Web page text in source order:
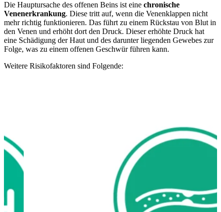
Die Hauptursache des offenen Beins ist eine chronische
Venenerkrankung. Diese tritt auf, wenn die Venenklappen nicht
mehr richtig funktionieren. Das führt zu einem Rückstau von Blut in
den Venen und erhöht dort den Druck. Dieser erhöhte Druck hat
eine Schädigung der Haut und des darunter liegenden Gewebes zur
Folge, was zu einem offenen Geschwür führen kann.
Weitere Risikofaktoren sind Folgende: